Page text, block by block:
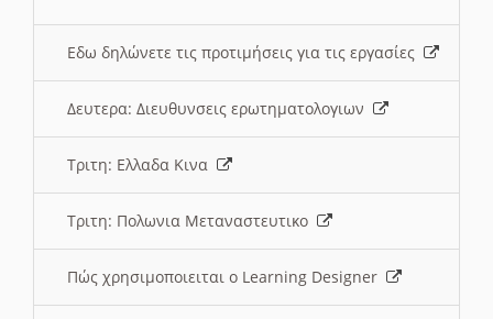
Εδω δηλώνετε τις προτιμήσεις για τις εργασίες
Δευτερα: Διευθυνσεις ερωτηματολογιων
Τριτη: Ελλαδα Κινα
Τριτη: Πολωνια Μεταναστευτικο
Πώς χρησιμοποιειται ο Learning Designer